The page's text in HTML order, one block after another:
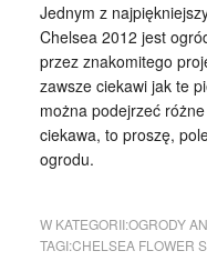
Jednym z
Chelsea 2012 jest
przez znakomitego
zawsze ciekawi jak te
można podejrzeć
ciekawa, to proszę,
ogrodu.
W KATEGORII:OGRODY
TAGI:CHELSEA FLOWER